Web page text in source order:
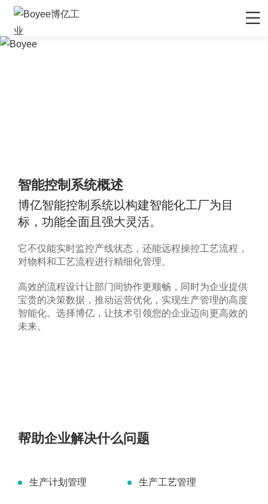
首页
化妆品
农药
食品行业
新能源负极材料
新能源正极材料
碳材料
钠电池
固态电解质
纳米油墨
制药行业
EPC工程服务
资料下载
技术视频
研发与制造
技术文章
FAQ
供应商自荐
行业资讯
行业展会
展会排期
公司介绍
品牌解析
发展历程
合作伙伴
联系我们
联系我们
智
智能控制系统概述
博亿智能控制系统以构建智能化工厂为目
标，功能全面且强大灵活。
它不仅能实时监控产线状态，还能远程操控工艺流程，
对物料和工艺流程进行精细化管理。
高效的流程设计让部门间协作更顺畅，同时为企业提供
宝贵的决策数据，推动运营优化，实现生产管理的高度
智能化。选择博亿，让技术引领您的企业迈向更高效的
未来。
帮助企业解决什么问题
生产计划管理 生产工艺管理